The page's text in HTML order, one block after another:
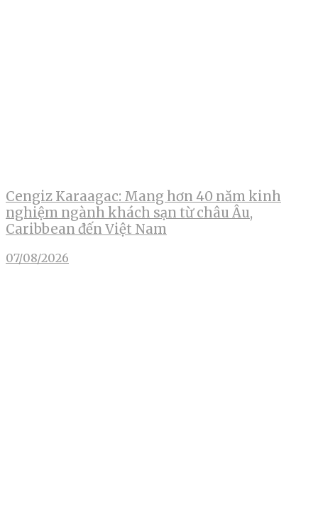
Cengiz Karaagac: Mang hơn 40 năm kinh
nghiệm ngành khách sạn từ châu Âu,
Caribbean đến Việt Nam
07/08/2026